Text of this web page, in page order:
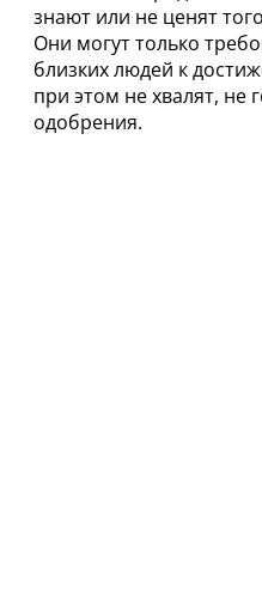
знают или не ценят
Они могут только
близких людей к
при этом не хвалят, не
одобрения.